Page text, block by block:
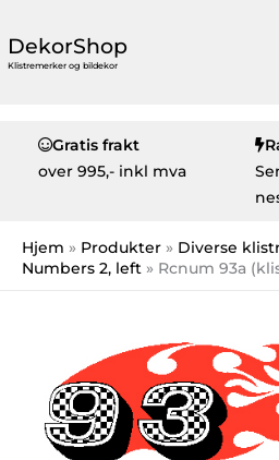
DekorShop
Klistremerker og bildekor
Gratis frakt
over 995,- inkl mva
Hjem Produkter Diverse
Numbers 2, left
Rcnum 93a